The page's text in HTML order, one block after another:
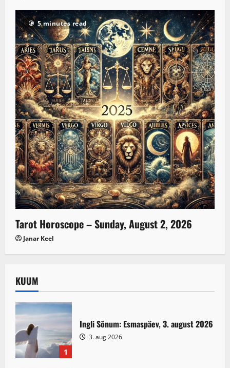
5 minutes read
Tarot Horoscope – Sunday, August 2, 2026
Janar Keel
KUUM
1
Ingli Sõnum: Esmaspäev, 3. august 2026
3. aug 2026